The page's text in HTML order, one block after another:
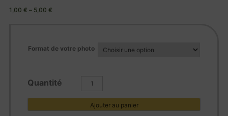
1,00 € – 5,00 €
Format de votre photo
quantité
L1002549
Ajouter au panier